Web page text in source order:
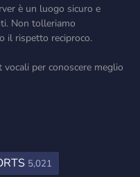
è un luogo sicuro e
Non tolleriamo
il rispetto reciproco.
per conoscere meglio
5,021